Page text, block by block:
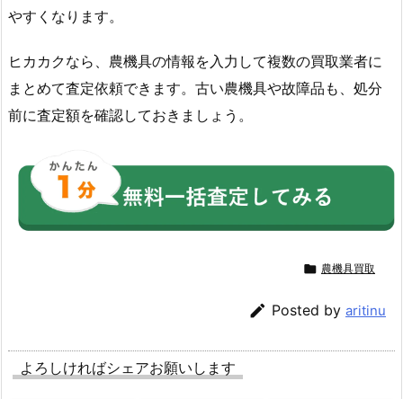
やすくなります。
ヒカカクなら、農機具の情報を入力して複数の買取業者に
まとめて査定依頼できます。古い農機具や故障品も、処分
前に査定額を確認しておきましょう。
 農機具買取
 Posted by aritinu
よろしければシェアお願いします